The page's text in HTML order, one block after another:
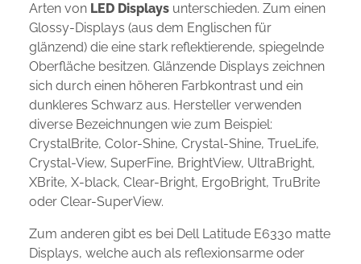
Arten von LED Displays unterschieden. Zum einen
Glossy-Displays (aus dem Englischen für
glänzend) die eine stark reflektierende, spiegelnde
Oberfläche besitzen. Glänzende Displays zeichnen
sich durch einen höheren Farbkontrast und ein
dunkleres Schwarz aus. Hersteller verwenden
diverse Bezeichnungen wie zum Beispiel:
CrystalBrite, Color-Shine, Crystal-Shine, TrueLife,
Crystal-View, SuperFine, BrightView, UltraBright,
XBrite, X-black, Clear-Bright, ErgoBright, TruBrite
oder Clear-SuperView.
Zum anderen gibt es bei Dell Latitude E6330 matte
Displays, welche auch als reflexionsarme oder